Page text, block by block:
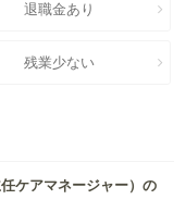
退職金あり
残業少ない
ケアマネージャー）の